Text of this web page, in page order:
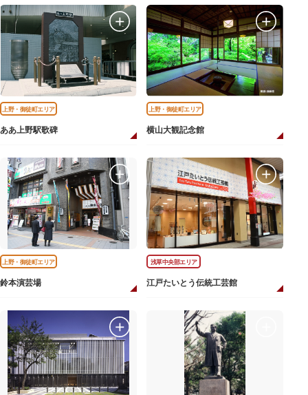
上野・御徒町エリア
ああ上野駅歌碑
上野・御徒町エリア
横山大観記念館
上野・御徒町エリア
鈴本演芸場
浅草中央部エリア
江戸たいとう伝統工芸館